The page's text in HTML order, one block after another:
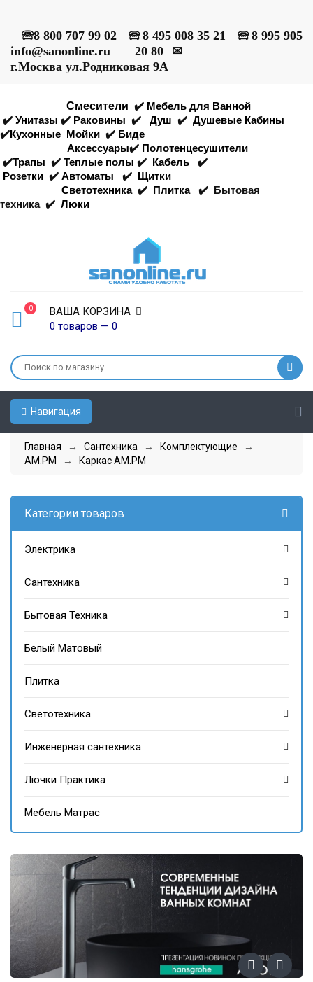
🕾8 800 707 99 02 🕾 8 495 008 35 21 🕾 8 995 905
20 80
✉
info@sanonline.ru
г.Москва ул.Родниковая 9А
Смесители ✔️ Мебель для Ванной
✔️ Унитазы ✔️ Раковины ✔️ Душ ✔️ Душевые Кабины
✔️Кухонные Мойки ✔️ Биде
Аксессуары✔️ Полотенцесушители
✔️Трапы ✔️ Теплые полы ✔️ Кабель
✔️
Розетки ✔️ Автоматы ✔️ Щитки
Светотехника ✔️ Плитка ✔️ Бытовая
техника ✔️ Люки
0
ВАША КОРЗИНА
0 товаров — 0
Навигация
Главная → Сантехника → Комплектующие
→
AM.PM
→ Каркас AM.PM
Категории товаров
Электрика
Сантехника
Бытовая Техника
Белый Матовый
Плитка
Светотехника
Инженерная сантехника
Лючки Практика
Мебель Матрас